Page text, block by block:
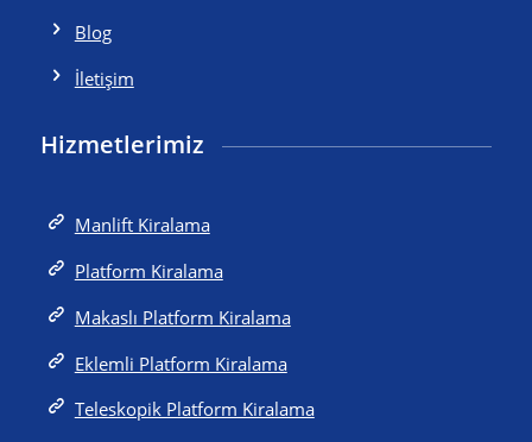
Blog
İletişim
Hizmetlerimiz
Manlift Kiralama
Platform Kiralama
Makaslı Platform Kiralama
Eklemli Platform Kiralama
Teleskopik Platform Kiralama